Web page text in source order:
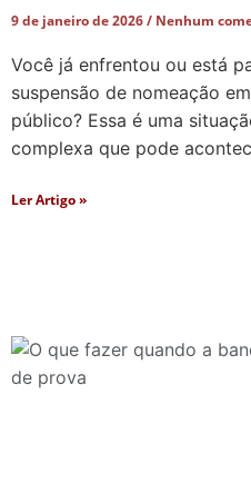
9 de janeiro de 2026 Nenhum
Você já enfrentou ou está
suspensão de nomeação
público? Essa é uma
complexa que pode
Ler Artigo »